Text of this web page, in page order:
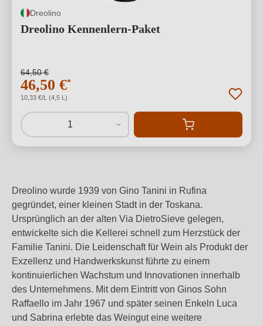
Dreolino
Dreolino Kennenlern-Paket
64,50 €
46,50 €*
10,33 €/L (4,5 L)
1
Dreolino wurde 1939 von Gino Tanini in Rufina
gegründet, einer kleinen Stadt in der Toskana.
Ursprünglich an der alten Via DietroSieve gelegen,
entwickelte sich die Kellerei schnell zum Herzstück der
Familie Tanini. Die Leidenschaft für Wein als Produkt der
Exzellenz und Handwerkskunst führte zu einem
kontinuierlichen Wachstum und Innovationen innerhalb
des Unternehmens. Mit dem Eintritt von Ginos Sohn
Raffaello im Jahr 1967 und später seinen Enkeln Luca
und Sabrina erlebte das Weingut eine weitere